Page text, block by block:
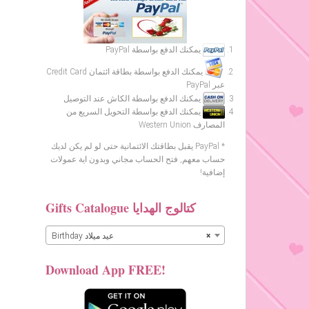
يمكنك الدفع بواسطة PayPal
يمكنك الدفع بواسطة بطاقة ائتمان Credit Card
عبر PayPal
يمكنك الدفع بواسطة الكاش عند التوصيل
يمكنك الدفع بواسطة التحويل السريع من
المصارف Western Union
* PayPal يقبل بطاقتك الائتمانية حتى لو لم يكن لديك
حساب معهم, فتح الحساب مجاني وبدون اية عمولات
إضافية!
Gifts Catalogue كتالوج الهدايا
× Birthday عيد ميلاد
Download App FREE!